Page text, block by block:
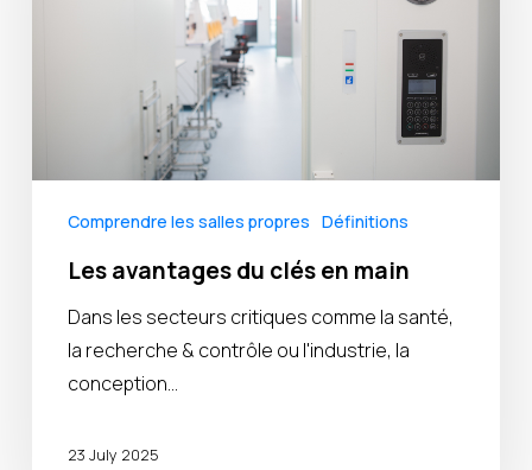
Comprendre les salles propres Définitions
Les avantages du clés en main
Dans les secteurs critiques comme la santé,
la recherche & contrôle ou l'industrie, la
conception…
23 July 2025